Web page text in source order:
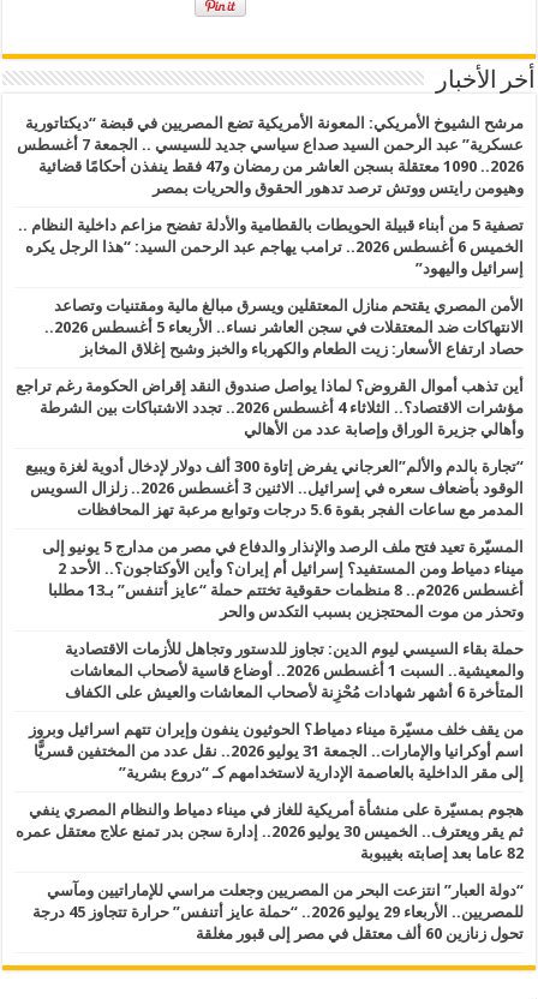
أخر الأخبار
مرشح الشيوخ الأمريكي: المعونة الأمريكية تضع المصريين في قبضة “ديكتاتورية
عسكرية” عبد الرحمن السيد صداع سياسي جديد للسيسي .. الجمعة 7 أغسطس
2026.. 1090 معتقلة بسجن العاشر من رمضان و47 فقط ينفذن أحكامًا قضائية
وهيومن رايتس ووتش ترصد تدهور الحقوق والحريات بمصر
تصفية 5 من أبناء قبيلة الحويطات بالقطامية والأدلة تفضح مزاعم داخلية النظام ..
الخميس 6 أغسطس 2026.. ترامب يهاجم عبد الرحمن السيد: “هذا الرجل يكره
إسرائيل واليهود”
الأمن المصري يقتحم منازل المعتقلين ويسرق مبالغ مالية ومقتنيات وتصاعد
الانتهاكات ضد المعتقلات في سجن العاشر نساء.. الأربعاء 5 أغسطس 2026..
حصاد ارتفاع الأسعار: زيت الطعام والكهرباء والخبز وشبح إغلاق المخابز
أين تذهب أموال القروض؟ لماذا يواصل صندوق النقد إقراض الحكومة رغم تراجع
مؤشرات الاقتصاد؟.. الثلاثاء 4 أغسطس 2026.. تجدد الاشتباكات بين الشرطة
وأهالي جزيرة الوراق وإصابة عدد من الأهالي
“تجارة بالدم والألم”العرجاني يفرض إتاوة 300 ألف دولار لإدخال أدوية لغزة ويبيع
الوقود بأضعاف سعره في إسرائيل.. الاثنين 3 أغسطس 2026.. زلزال السويس
المدمر مع ساعات الفجر بقوة 5.6 درجات وتوابع مرعبة تهز المحافظات
المسيّرة تعيد فتح ملف الرصد والإنذار والدفاع في مصر من مدارج 5 يونيو إلى
ميناء دمياط ومن المستفيد؟ إسرائيل أم إيران؟ وأين الأوكتاجون؟.. الأحد 2
أغسطس 2026م.. 8 منظمات حقوقية تختتم حملة “عايز أتنفس” بـ13 مطلبا
وتحذر من موت المحتجزين بسبب التكدس والحر
حملة بقاء السيسي ليوم الدين: تجاوز للدستور وتجاهل للأزمات الاقتصادية
والمعيشية.. السبت 1 أغسطس 2026.. أوضاع قاسية لأصحاب المعاشات
المتأخرة 6 أشهر شهادات مُحْزِنة لأصحاب المعاشات والعيش على الكفاف
من يقف خلف مسيّرة ميناء دمياط؟ الحوثيون ينفون وإيران تتهم اسرائيل وبروز
اسم أوكرانيا والإمارات.. الجمعة 31 يوليو 2026.. نقل عدد من المختفين قسريًّا
إلى مقر الداخلية بالعاصمة الإدارية لاستخدامهم كـ “دروع بشرية”
هجوم بمسيّرة على منشأة أمريكية للغاز في ميناء دمياط والنظام المصري ينفي
ثم يقر ويعترف.. الخميس 30 يوليو 2026.. إدارة سجن بدر تمنع علاج معتقل عمره
82 عاما بعد إصابته بغيبوبة
“دولة العبار” انتزعت البحر من المصريين وجعلت مراسي للإماراتيين ومآسي
للمصريين.. الأربعاء 29 يوليو 2026.. “حملة عايز أتنفس” حرارة تتجاوز 45 درجة
تحول زنازين 60 ألف معتقل في مصر إلى قبور مغلقة